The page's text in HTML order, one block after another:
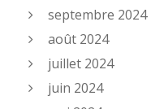
septembre 2024
août 2024
juillet 2024
juin 2024